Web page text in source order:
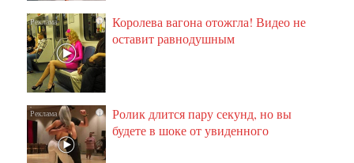
i
Королева вагона отожгла! Видео не
оставит равнодушным
i
Ролик длится пару секунд, но вы
будете в шоке от увиденного